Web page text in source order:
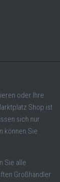
oder Ihre
Shop ist
sich nur
können Sie
Sie alle
Großhändler